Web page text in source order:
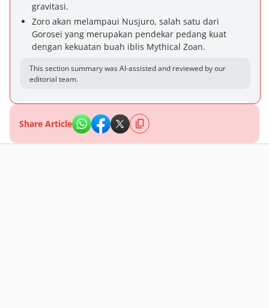
gravitasi.
Zoro akan melampaui Nusjuro, salah satu dari
Gorosei yang merupakan pendekar pedang kuat
dengan kekuatan buah iblis Mythical Zoan.
This section summary was AI-assisted and reviewed by our
editorial team.
Share Article